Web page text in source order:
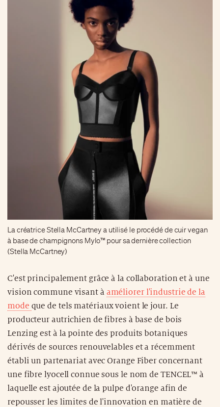
La créatrice Stella McCartney a utilisé le procédé de cuir vegan
à base de champignons Mylo™ pour sa dernière collection
(Stella McCartney)
C'est principalement grâce à la collaboration et à une
vision commune visant à améliorer l'industrie de la
mode que de tels matériaux voient le jour. Le
producteur autrichien de fibres à base de bois
Lenzing est à la pointe des produits botaniques
dérivés de sources renouvelables et a récemment
établi un partenariat avec Orange Fiber concernant
une fibre lyocell connue sous le nom de TENCEL™ à
laquelle est ajoutée de la pulpe d'orange afin de
repousser les limites de l'innovation en matière de